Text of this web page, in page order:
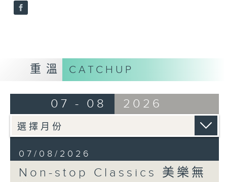
重溫 CATCHUP
07 - 08 2026
07/08/2026
Non-stop Classics 美樂無